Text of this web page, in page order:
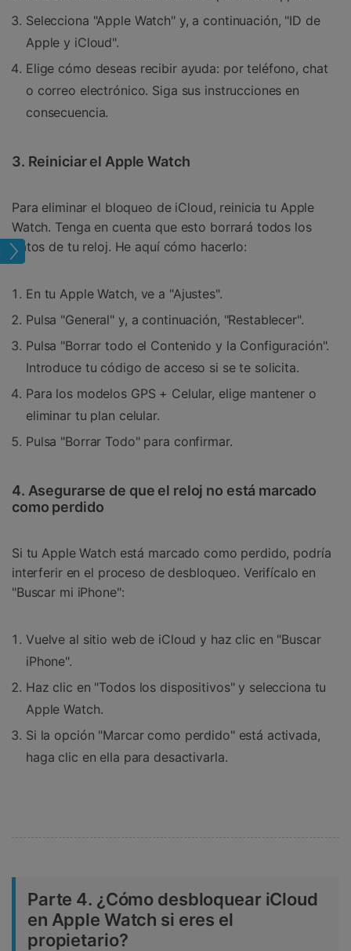
Selecciona "Apple Watch" y, a continuación, "ID de
Apple y iCloud".
Elige cómo deseas recibir ayuda: por teléfono, chat
o correo electrónico. Siga sus instrucciones en
consecuencia.
3. Reiniciar el Apple Watch
Para eliminar el bloqueo de iCloud, reinicia tu Apple
Watch. Tenga en cuenta que esto borrará todos los
datos de tu reloj. He aquí cómo hacerlo:
En tu Apple Watch, ve a "Ajustes".
Pulsa "General" y, a continuación, "Restablecer".
Pulsa "Borrar todo el Contenido y la Configuración".
Introduce tu código de acceso si se te solicita.
Para los modelos GPS + Celular, elige mantener o
eliminar tu plan celular.
Pulsa "Borrar Todo" para confirmar.
4. Asegurarse de que el reloj no está marcado
como perdido
Si tu Apple Watch está marcado como perdido, podría
interferir en el proceso de desbloqueo. Verifícalo en
"Buscar mi iPhone":
Vuelve al sitio web de iCloud y haz clic en "Buscar
iPhone".
Haz clic en "Todos los dispositivos" y selecciona tu
Apple Watch.
Si la opción "Marcar como perdido" está activada,
haga clic en ella para desactivarla.
Parte 4. ¿Cómo desbloquear iCloud
en Apple Watch si eres el
propietario?